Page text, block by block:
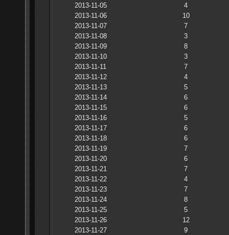
2013-11-05
4
2013-11-06
10
2013-11-07
7
2013-11-08
3
2013-11-09
8
2013-11-10
3
2013-11-11
7
2013-11-12
4
2013-11-13
5
2013-11-14
6
2013-11-15
6
2013-11-16
5
2013-11-17
6
2013-11-18
6
2013-11-19
7
2013-11-20
6
2013-11-21
7
2013-11-22
4
2013-11-23
7
2013-11-24
8
2013-11-25
5
2013-11-26
12
2013-11-27
9